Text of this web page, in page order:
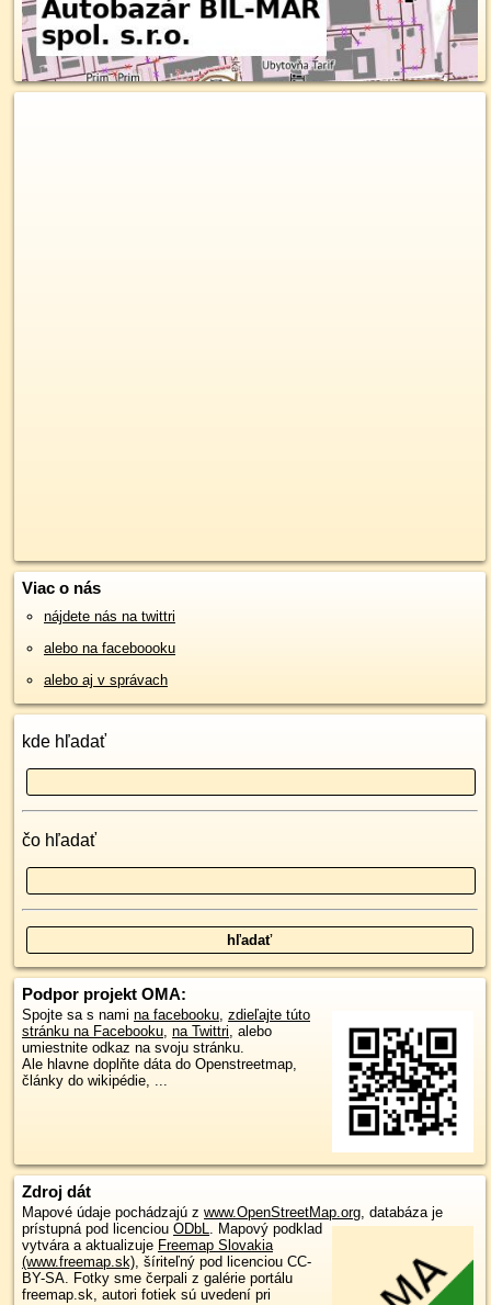
Viac o nás
nájdete nás na twittri
alebo na faceboooku
alebo aj v správach
kde hľadať
čo hľadať
Podpor projekt OMA:
Spojte sa s nami na facebooku, zdieľajte túto
stránku na Facebooku, na Twittri, alebo
umiestnite odkaz na svoju stránku.
Ale hlavne doplňte dáta do Openstreetmap,
články do wikipédie, ...
Zdroj dát
Mapové údaje pochádzajú z www.OpenStreetMap.org, databáza je
prístupná pod licenciou ODbL. Mapový podklad
vytvára a aktualizuje Freemap Slovakia
(www.freemap.sk), šíriteľný pod licenciou CC-
BY-SA. Fotky sme čerpali z galérie portálu
freemap.sk, autori fotiek sú uvedení pri